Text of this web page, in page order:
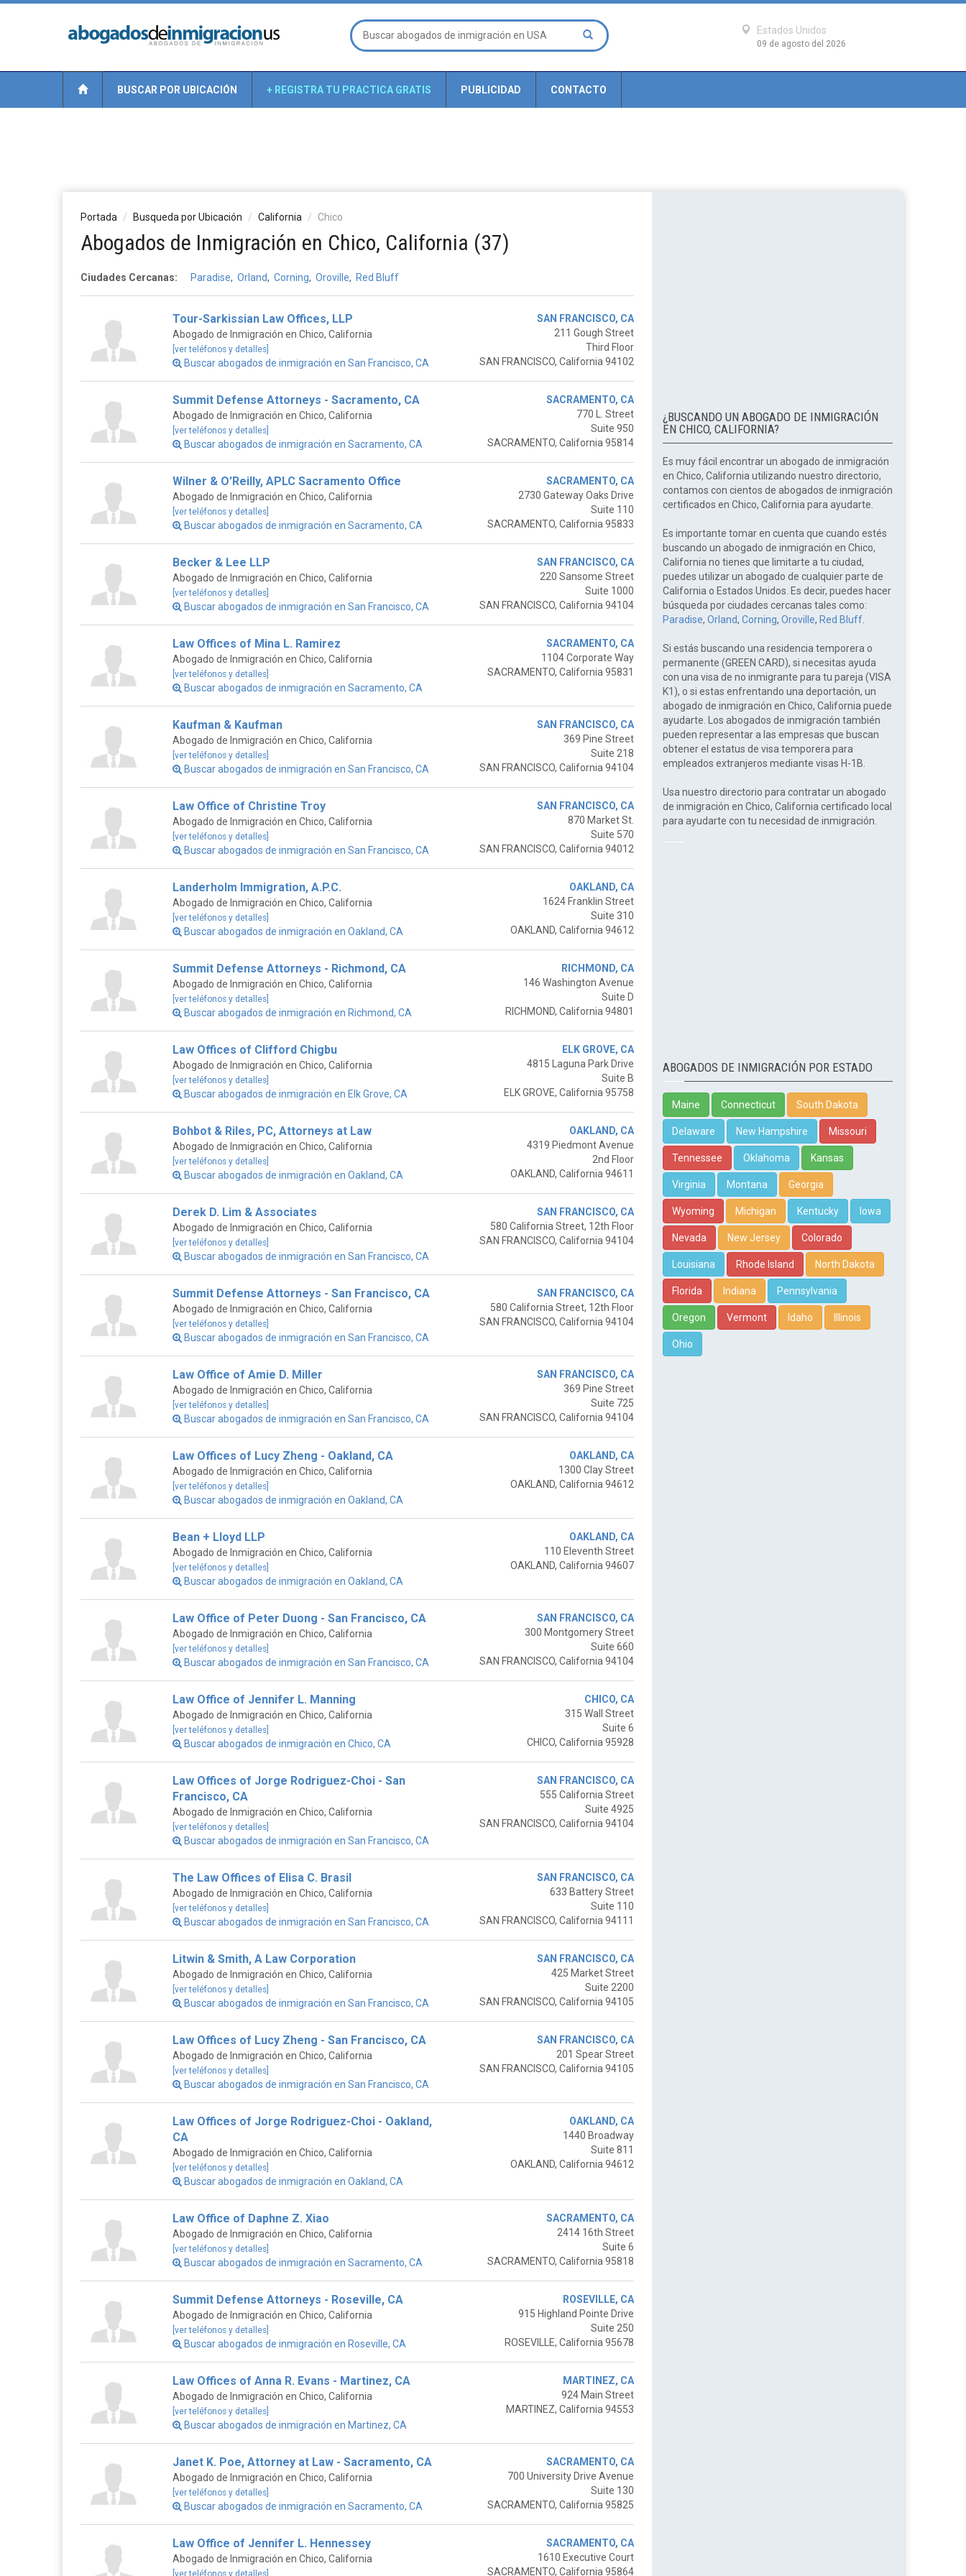
Estados Unidos
09 de agosto del 2026
BUSCAR POR UBICACIÓN + REGISTRA TU PRACTICA GRATIS PUBLICIDAD CONTACTO
Portada Busqueda por Ubicación California Chico
Abogados de Inmigración en Chico, California (37)
Ciudades Cercanas: Paradise, Orland, Corning, Oroville, Red Bluff
Tour-Sarkissian Law Offices, LLP
Abogado de Inmigración en Chico, California
[ver teléfonos y detalles]
Buscar abogados de inmigración en San Francisco, CA
SAN FRANCISCO, CA
211 Gough Street
Third Floor
SAN FRANCISCO, California 94102
Summit Defense Attorneys - Sacramento, CA
Abogado de Inmigración en Chico, California
[ver teléfonos y detalles]
Buscar abogados de inmigración en Sacramento, CA
SACRAMENTO, CA
770 L. Street
Suite 950
SACRAMENTO, California 95814
Wilner & O'Reilly, APLC Sacramento Office
Abogado de Inmigración en Chico, California
[ver teléfonos y detalles]
Buscar abogados de inmigración en Sacramento, CA
SACRAMENTO, CA
2730 Gateway Oaks Drive
Suite 110
SACRAMENTO, California 95833
Becker & Lee LLP
Abogado de Inmigración en Chico, California
[ver teléfonos y detalles]
Buscar abogados de inmigración en San Francisco, CA
SAN FRANCISCO, CA
220 Sansome Street
Suite 1000
SAN FRANCISCO, California 94104
Law Offices of Mina L. Ramirez
Abogado de Inmigración en Chico, California
[ver teléfonos y detalles]
Buscar abogados de inmigración en Sacramento, CA
SACRAMENTO, CA
1104 Corporate Way
SACRAMENTO, California 95831
Kaufman & Kaufman
Abogado de Inmigración en Chico, California
[ver teléfonos y detalles]
Buscar abogados de inmigración en San Francisco, CA
SAN FRANCISCO, CA
369 Pine Street
Suite 218
SAN FRANCISCO, California 94104
Law Office of Christine Troy
Abogado de Inmigración en Chico, California
[ver teléfonos y detalles]
Buscar abogados de inmigración en San Francisco, CA
SAN FRANCISCO, CA
870 Market St.
Suite 570
SAN FRANCISCO, California 94012
Landerholm Immigration, A.P.C.
Abogado de Inmigración en Chico, California
[ver teléfonos y detalles]
Buscar abogados de inmigración en Oakland, CA
OAKLAND, CA
1624 Franklin Street
Suite 310
OAKLAND, California 94612
Summit Defense Attorneys - Richmond, CA
Abogado de Inmigración en Chico, California
[ver teléfonos y detalles]
Buscar abogados de inmigración en Richmond, CA
RICHMOND, CA
146 Washington Avenue
Suite D
RICHMOND, California 94801
Law Offices of Clifford Chigbu
Abogado de Inmigración en Chico, California
[ver teléfonos y detalles]
Buscar abogados de inmigración en Elk Grove, CA
ELK GROVE, CA
4815 Laguna Park Drive
Suite B
ELK GROVE, California 95758
Bohbot & Riles, PC, Attorneys at Law
Abogado de Inmigración en Chico, California
[ver teléfonos y detalles]
Buscar abogados de inmigración en Oakland, CA
OAKLAND, CA
4319 Piedmont Avenue
2nd Floor
OAKLAND, California 94611
Derek D. Lim & Associates
Abogado de Inmigración en Chico, California
[ver teléfonos y detalles]
Buscar abogados de inmigración en San Francisco, CA
SAN FRANCISCO, CA
580 California Street, 12th Floor
SAN FRANCISCO, California 94104
Summit Defense Attorneys - San Francisco, CA
Abogado de Inmigración en Chico, California
[ver teléfonos y detalles]
Buscar abogados de inmigración en San Francisco, CA
SAN FRANCISCO, CA
580 California Street, 12th Floor
SAN FRANCISCO, California 94104
Law Office of Amie D. Miller
Abogado de Inmigración en Chico, California
[ver teléfonos y detalles]
Buscar abogados de inmigración en San Francisco, CA
SAN FRANCISCO, CA
369 Pine Street
Suite 725
SAN FRANCISCO, California 94104
Law Offices of Lucy Zheng - Oakland, CA
Abogado de Inmigración en Chico, California
[ver teléfonos y detalles]
Buscar abogados de inmigración en Oakland, CA
OAKLAND, CA
1300 Clay Street
OAKLAND, California 94612
Bean + Lloyd LLP
Abogado de Inmigración en Chico, California
[ver teléfonos y detalles]
Buscar abogados de inmigración en Oakland, CA
OAKLAND, CA
110 Eleventh Street
OAKLAND, California 94607
Law Office of Peter Duong - San Francisco, CA
Abogado de Inmigración en Chico, California
[ver teléfonos y detalles]
Buscar abogados de inmigración en San Francisco, CA
SAN FRANCISCO, CA
300 Montgomery Street
Suite 660
SAN FRANCISCO, California 94104
Law Office of Jennifer L. Manning
Abogado de Inmigración en Chico, California
[ver teléfonos y detalles]
Buscar abogados de inmigración en Chico, CA
CHICO, CA
315 Wall Street
Suite 6
CHICO, California 95928
Law Offices of Jorge Rodriguez-Choi - San
Francisco, CA
Abogado de Inmigración en Chico, California
[ver teléfonos y detalles]
Buscar abogados de inmigración en San Francisco, CA
SAN FRANCISCO, CA
555 California Street
Suite 4925
SAN FRANCISCO, California 94104
The Law Offices of Elisa C. Brasil
Abogado de Inmigración en Chico, California
[ver teléfonos y detalles]
Buscar abogados de inmigración en San Francisco, CA
SAN FRANCISCO, CA
633 Battery Street
Suite 110
SAN FRANCISCO, California 94111
Litwin & Smith, A Law Corporation
Abogado de Inmigración en Chico, California
[ver teléfonos y detalles]
Buscar abogados de inmigración en San Francisco, CA
SAN FRANCISCO, CA
425 Market Street
Suite 2200
SAN FRANCISCO, California 94105
Law Offices of Lucy Zheng - San Francisco, CA
Abogado de Inmigración en Chico, California
[ver teléfonos y detalles]
Buscar abogados de inmigración en San Francisco, CA
SAN FRANCISCO, CA
201 Spear Street
SAN FRANCISCO, California 94105
Law Offices of Jorge Rodriguez-Choi - Oakland,
CA
Abogado de Inmigración en Chico, California
[ver teléfonos y detalles]
Buscar abogados de inmigración en Oakland, CA
OAKLAND, CA
1440 Broadway
Suite 811
OAKLAND, California 94612
Law Office of Daphne Z. Xiao
Abogado de Inmigración en Chico, California
[ver teléfonos y detalles]
Buscar abogados de inmigración en Sacramento, CA
SACRAMENTO, CA
2414 16th Street
Suite 6
SACRAMENTO, California 95818
Summit Defense Attorneys - Roseville, CA
Abogado de Inmigración en Chico, California
[ver teléfonos y detalles]
Buscar abogados de inmigración en Roseville, CA
ROSEVILLE, CA
915 Highland Pointe Drive
Suite 250
ROSEVILLE, California 95678
Law Offices of Anna R. Evans - Martinez, CA
Abogado de Inmigración en Chico, California
[ver teléfonos y detalles]
Buscar abogados de inmigración en Martinez, CA
MARTINEZ, CA
924 Main Street
MARTINEZ, California 94553
Janet K. Poe, Attorney at Law - Sacramento, CA
Abogado de Inmigración en Chico, California
[ver teléfonos y detalles]
Buscar abogados de inmigración en Sacramento, CA
SACRAMENTO, CA
700 University Drive Avenue
Suite 130
SACRAMENTO, California 95825
Law Office of Jennifer L. Hennessey
Abogado de Inmigración en Chico, California
[ver teléfonos y detalles]
SACRAMENTO, CA
1610 Executive Court
SACRAMENTO, California 95864
¿BUSCANDO UN ABOGADO DE INMIGRACIÓN
EN CHICO, CALIFORNIA?
Es muy fácil encontrar un abogado de inmigración
en Chico, California utilizando nuestro directorio,
contamos con cientos de abogados de inmigración
certificados en Chico, California para ayudarte.
Es importante tomar en cuenta que cuando estés
buscando un abogado de inmigración en Chico,
California no tienes que limitarte a tu ciudad,
puedes utilizar un abogado de cualquier parte de
California o Estados Unidos. Es decir, puedes hacer
búsqueda por ciudades cercanas tales como:
Paradise, Orland, Corning, Oroville, Red Bluff
Si estás buscando una residencia temporera o
permanente (GREEN CARD), si necesitas ayuda
con una visa de no inmigrante para tu pareja (VISA
K1), o si estas enfrentando una deportación, un
abogado de inmigración en Chico, California puede
ayudarte. Los abogados de inmigración también
pueden representar a las empresas que buscan
obtener el estatus de visa temporera para
empleados extranjeros mediante visas H-1B.
Usa nuestro directorio para contratar un abogado
de inmigración en Chico, California certificado local
para ayudarte con tu necesidad de inmigración.
ABOGADOS DE INMIGRACIÓN POR ESTADO
Maine Connecticut South Dakota
Delaware New Hampshire Missouri
Tennessee Oklahoma Kansas
Virginia Montana Georgia
Wyoming Michigan Kentucky Iowa
Nevada New Jersey Colorado
Louisiana Rhode Island North Dakota
Florida Indiana Pennsylvania
Oregon Vermont Idaho Illinois
Ohio